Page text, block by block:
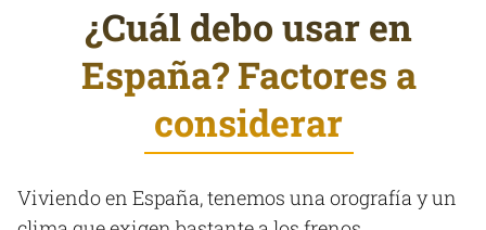
¿Cuál debo usar en
España? Factores a
considerar
Viviendo en España, tenemos una orografía y un